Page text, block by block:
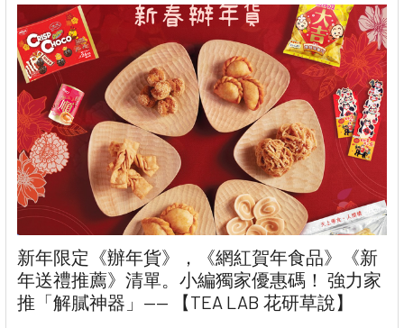
新年限定《辦年貨》，《網紅賀年食品》《新
年送禮推薦》清單。小編獨家優惠碼！ 強力家
推「解膩神器」—— 【TEA LAB 花研草說】